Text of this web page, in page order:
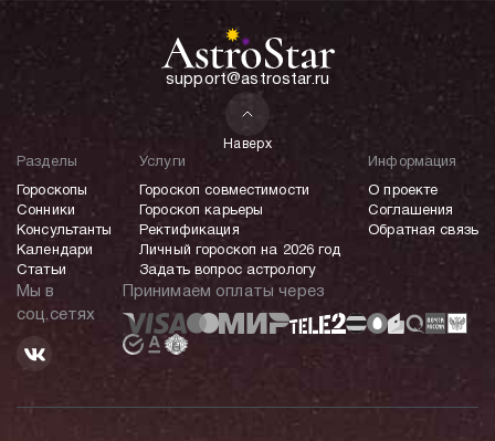
support@astrostar.ru
Наверх
Разделы
Гороскопы
Сонники
Консультанты
Календари
Статьи
Услуги
Гороскоп совместимости
Гороскоп карьеры
Ректификация
Личный гороскоп на 2026 год
Задать вопрос астрологу
Информация
О проекте
Соглашения
Обратная связь
Мы в
соц.сетях
Принимаем оплаты через